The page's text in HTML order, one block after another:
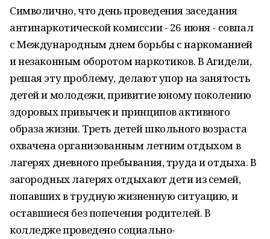
Символично, что день проведения заседания
антинаркотической комиссии - 26 июня - совпал
с Международным днем борьбы с наркоманией
и незаконным оборотом наркотиков. В Агидели,
решая эту проблему, делают упор на занятость
детей и молодежи, привитие юному поколению
здоровых привычек и принципов активного
образа жизни. Треть детей школьного возраста
охвачена организованным летним отдыхом в
лагерях дневного пребывания, труда и отдыха. В
загородных лагерях отдыхают дети из семей,
попавших в трудную жизненную ситуацию, и
оставшиеся без попечения родителей. В
колледже проведено социально-